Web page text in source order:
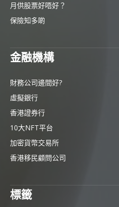
月供股票好唔好？
保險知多啲
金融機構
財務公司邊間好?
虛擬銀行
香港證券行
10大NFT平台
加密貨幣交易所
香港移民顧問公司
標籤